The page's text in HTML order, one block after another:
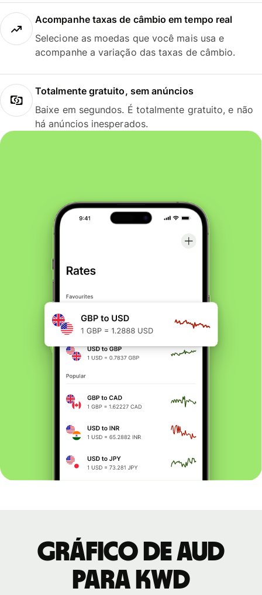
Acompanhe taxas de câmbio em tempo real
Selecione as moedas que você mais usa e
acompanhe a variação das taxas de câmbio.
Totalmente gratuito, sem anúncios
Baixe em segundos. É totalmente gratuito, e não
há anúncios inesperados.
Gráfico de AUD
para KWD